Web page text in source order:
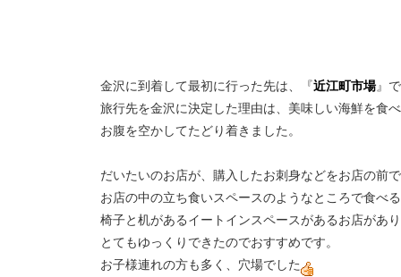
金沢に到着して最初に行った先は、『近江町市場』
旅行先を金沢に決定した理由は、美味しい海鮮を食
お腹を空かしてたどり着きました。
だいたいのお店が、購入したお刺身などをお店の前
お店の中の立ち食いスペースのようなところで食べ
椅子と机があるイートインスペースがあるお店があ
とてもゆっくりできたのでおすすめです。
お子様連れの方も多く、穴場でした